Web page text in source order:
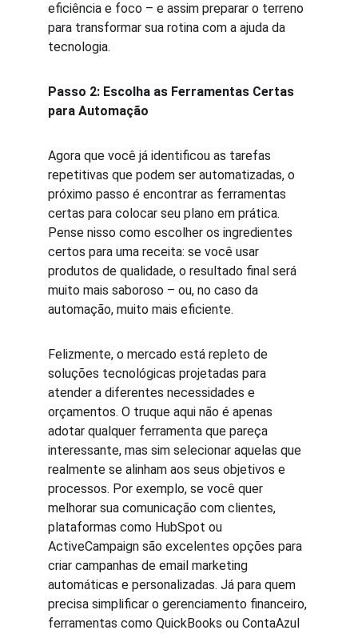
eficiência e foco – e assim preparar o terreno
para transformar sua rotina com a ajuda da
tecnologia.
Passo 2: Escolha as Ferramentas Certas
para Automação
Agora que você já identificou as tarefas
repetitivas que podem ser automatizadas, o
próximo passo é encontrar as ferramentas
certas para colocar seu plano em prática.
Pense nisso como escolher os ingredientes
certos para uma receita: se você usar
produtos de qualidade, o resultado final será
muito mais saboroso – ou, no caso da
automação, muito mais eficiente.
Felizmente, o mercado está repleto de
soluções tecnológicas projetadas para
atender a diferentes necessidades e
orçamentos. O truque aqui não é apenas
adotar qualquer ferramenta que pareça
interessante, mas sim selecionar aquelas que
realmente se alinham aos seus objetivos e
processos. Por exemplo, se você quer
melhorar sua comunicação com clientes,
plataformas como HubSpot ou
ActiveCampaign são excelentes opções para
criar campanhas de email marketing
automáticas e personalizadas. Já para quem
precisa simplificar o gerenciamento financeiro,
ferramentas como QuickBooks ou ContaAzul